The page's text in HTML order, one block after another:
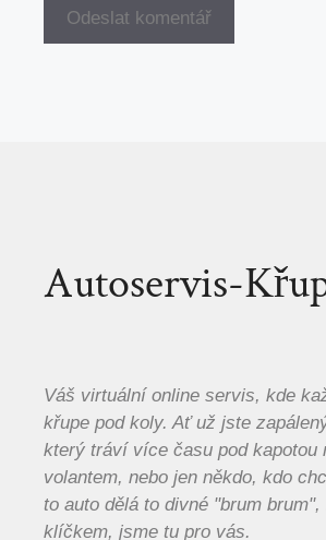
Autoservis-
Váš virtuální online servis, kde
křupe pod koly. Ať už jste
který tráví více času pod kapotou
volantem, nebo jen někdo, kdo
to auto dělá to divné "brum
klíčkem, jsme tu pro vás.